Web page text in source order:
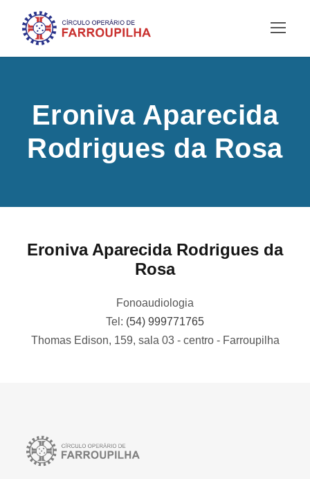
Eroniva Aparecida
Rodrigues da Rosa
Eroniva Aparecida Rodrigues da
Rosa
Fonoaudiologia
Tel: (54) 999771765
Thomas Edison, 159, sala 03 - centro - Farroupilha